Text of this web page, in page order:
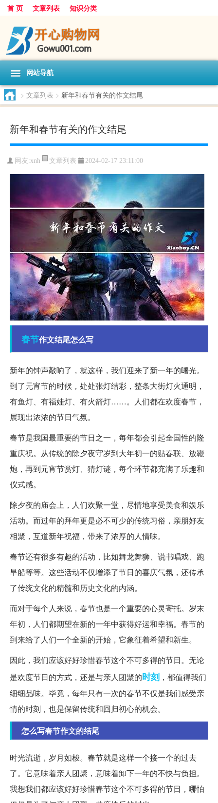
首 页 文章列表 知识分类
网站导航
> 文章列表 > 新年和春节有关的作文结尾
新年和春节有关的作文结尾
网友:xnh 文章列表 2024-02-17 23:11:00
春节作文结尾怎么写
新年的钟声敲响了，就这样，我们迎来了新一年的曙光。
到了元宵节的时候，处处张灯结彩，整条大街灯火通明，
有鱼灯、有福娃灯、有火箭灯……。人们都在欢度春节，
展现出浓浓的节日气氛。
春节是我国最重要的节日之一，每年都会引起全国性的隆
重庆祝。从传统的除夕夜守岁到大年初一的贴春联、放鞭
炮，再到元宵节赏灯、猜灯谜，每个环节都充满了乐趣和
仪式感。
除夕夜的庙会上，人们欢聚一堂，尽情地享受美食和娱乐
活动。而过年的拜年更是必不可少的传统习俗，亲朋好友
相聚，互道新年祝福，带来了浓厚的人情味。
春节还有很多有趣的活动，比如舞龙舞狮、说书唱戏、跑
旱船等等。这些活动不仅增添了节日的喜庆气氛，还传承
了传统文化的精髓和历史文化的内涵。
而对于每个人来说，春节也是一个重要的心灵寄托。岁末
年初，人们都期望在新的一年中获得好运和幸福。春节的
到来给了人们一个全新的开始，它象征着希望和新生。
因此，我们应该好好珍惜春节这个不可多得的节日。无论
是欢度节日的方式，还是与亲人团聚的时刻 ，都值得我们
细细品味。毕竟，每年只有一次的春节不仅是我们感受亲
情的时刻，也是保留传统和回归初心的机会。
怎么写春节作文的结尾
时光流逝，岁月如梭。春节就是这样一个接一个的过去
了。它意味着亲人团聚，意味着卸下一年的不快与负担。
我想我们都应该好好珍惜春节这个不可多得的节日，哪怕